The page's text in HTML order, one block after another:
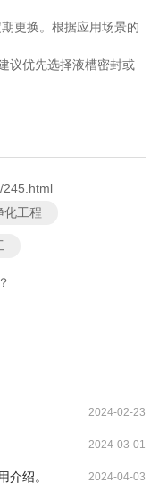
更换。根据应用场景的
议优先选择液槽密封或
245.html
化工程
2024-02-23
2024-03-01
2024-04-03
介绍。